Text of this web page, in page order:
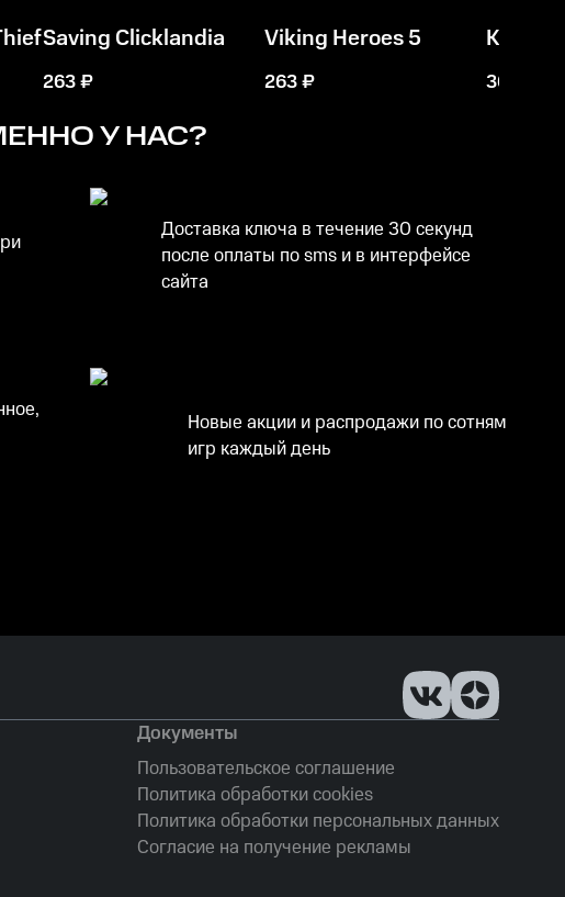
Saving Clicklandia
263₽
Viking Heroes 5
263₽ 361
У НАС?
Доставка ключа в течение 30 секунд
после оплаты по sms и в интерфейсе
сайта
Новые акции и распродажи по сотням
игр каждый день
Документы
Пользовательское соглашение
Политика обработки cookies
Политика обработки персональных данных
Согласие на получение рекламы